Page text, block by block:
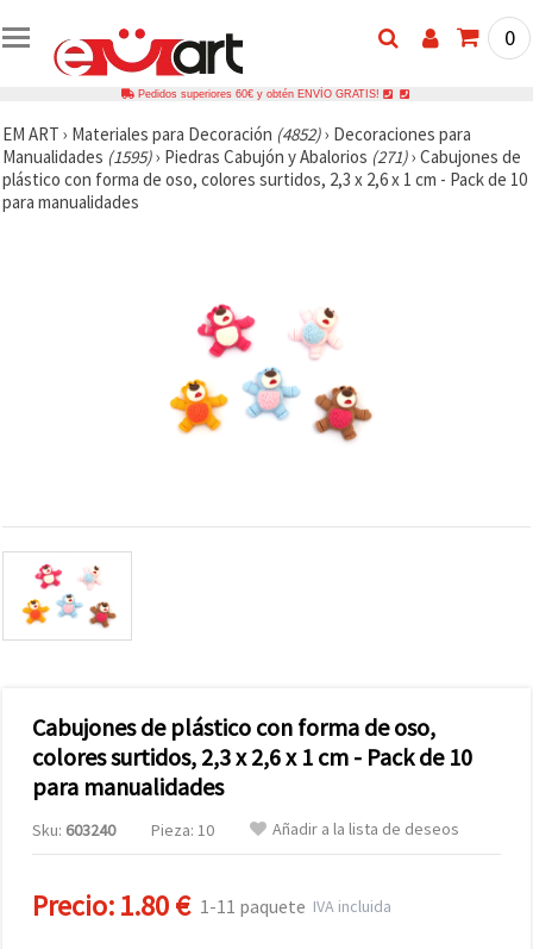
0
Pedidos superiores 60€ y obtén ENVÍO GRATIS!
EM ART › Materiales para Decoración (4852)› Decoraciones para
Manualidades (1595)› Piedras Cabujón y Abalorios (271)› Cabujones de
plástico con forma de oso, colores surtidos, 2,3 x 2,6 x 1 cm - Pack de 10
para manualidades
Cabujones de plástico con forma de oso,
colores surtidos, 2,3 x 2,6 x 1 cm - Pack de 10
para manualidades
Sku: 603240 Pieza: 10 Añadir a la lista de deseos
Precio:1.80 € 1-11 paquete IVA incluida